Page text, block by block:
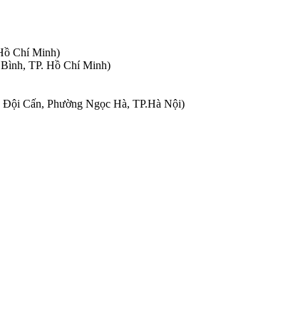
Chí Minh)
TP. Hồ Chí Minh)
Cấn, Phường Ngọc Hà, TP.Hà Nội)